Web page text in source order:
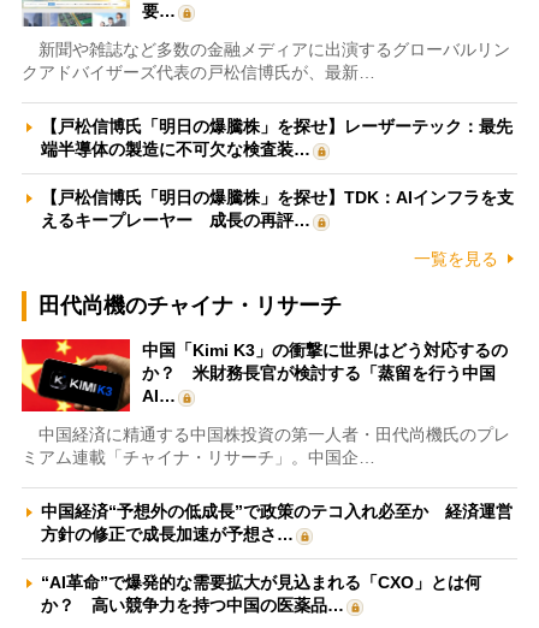
要…
新聞や雑誌など多数の金融メディアに出演するグローバルリン
クアドバイザーズ代表の戸松信博氏が、最新…
【戸松信博氏「明日の爆騰株」を探せ】レーザーテック：最先
端半導体の製造に不可欠な検査装…
【戸松信博氏「明日の爆騰株」を探せ】TDK：AIインフラを支
えるキープレーヤー 成長の再評…
一覧を見る
田代尚機のチャイナ・リサーチ
中国「Kimi K3」の衝撃に世界はどう対応するの
か？ 米財務長官が検討する「蒸留を行う中国
AI…
中国経済に精通する中国株投資の第一人者・田代尚機氏のプレ
ミアム連載「チャイナ・リサーチ」。中国企…
中国経済“予想外の低成長”で政策のテコ入れ必至か 経済運営
方針の修正で成長加速が予想さ…
“AI革命”で爆発的な需要拡大が見込まれる「CXO」とは何
か？ 高い競争力を持つ中国の医薬品…